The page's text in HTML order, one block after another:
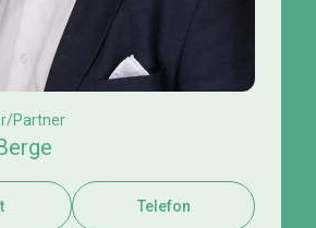
Partner
Telefon